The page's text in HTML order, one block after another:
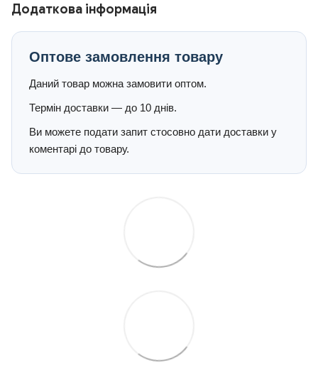
Додаткова інформація
Оптове замовлення товару
Даний товар можна замовити оптом.
Термін доставки — до 10 днів.
Ви можете подати запит стосовно дати доставки у
коментарі до товару.